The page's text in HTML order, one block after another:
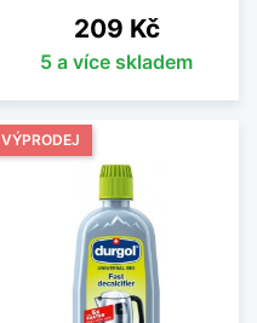
Cena
209 Kč
5 a více skladem
VÝPRODEJ